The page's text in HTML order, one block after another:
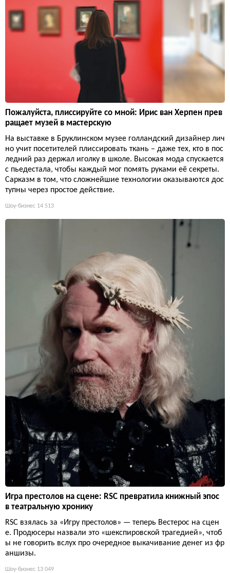
Пожалуйста, плиссируйте со мной: Ирис ван Херпен прев
ращает музей в мастерскую
На выставке в Бруклинском музее голландский дизайнер лич
но учит посетителей плиссировать ткань – даже тех, кто в пос
ледний раз держал иголку в школе. Высокая мода спускается
с пьедестала, чтобы каждый мог помять руками её секреты.
Сарказм в том, что сложнейшие технологии оказываются дос
тупны через простое действие.
Шоу-бизнес 14 513
Игра престолов на сцене: RSC превратила книжный эпос
в театральную хронику
RSC взялась за «Игру престолов» — теперь Вестерос на сцен
е. Продюсеры назвали это «шекспировской трагедией», чтоб
ы не говорить вслух про очередное выкачивание денег из фр
аншизы.
Шоу-бизнес 13 049